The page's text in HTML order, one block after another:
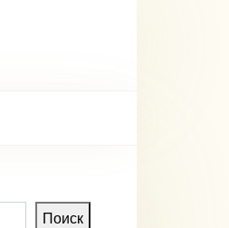
Поиск